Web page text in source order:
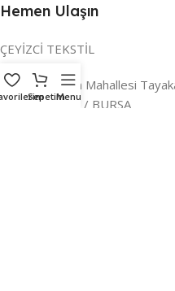
Hemen Ulaşın
ÇEYİZCİ TEKSTİL
Adres:Reyhan Mahallesi
/ a Osmangazi / BURSA
SepetimMenu